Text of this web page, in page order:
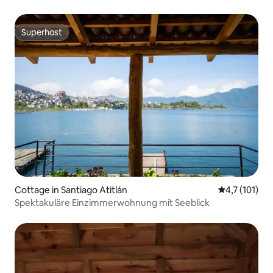
Superhost
Superhost
Cottage in Santiago Atitlán
4,7 (101)
Spektakuläre Einzimmerwohnung mit Seeblick